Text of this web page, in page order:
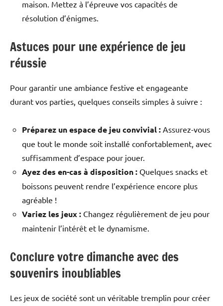
maison. Mettez à l’épreuve vos capacités de
résolution d’énigmes.
Astuces pour une expérience de jeu
réussie
Pour garantir une ambiance festive et engageante
durant vos parties, quelques conseils simples à suivre :
Préparez un espace de jeu convivial : Assurez-vous
que tout le monde soit installé confortablement, avec
suffisamment d’espace pour jouer.
Ayez des en-cas à disposition : Quelques snacks et
boissons peuvent rendre l’expérience encore plus
agréable !
Variez les jeux : Changez régulièrement de jeu pour
maintenir l’intérêt et le dynamisme.
Conclure votre dimanche avec des
souvenirs inoubliables
Les jeux de société sont un véritable tremplin pour créer